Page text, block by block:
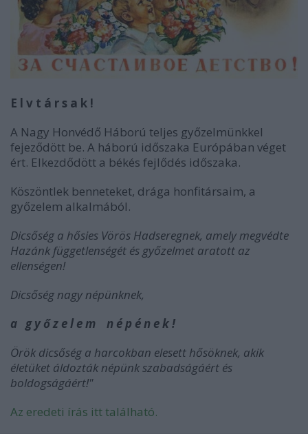
E l v t á r s a k !
A Nagy Honvédő Háború teljes győzelmünkkel
fejeződött be. A háború időszaka Európában véget
ért. Elkezdődött a békés fejlődés időszaka.
Köszöntlek benneteket, drága honfitársaim, a
győzelem alkalmából.
Dicsőség a hősies Vörös Hadseregnek, amely megvédte
Hazánk függetlenségét és győzelmet aratott az
ellenségen!
Dicsőség nagy népünknek,
a g y ő z e l e m n é p é n e k !
Örök dicsőség a harcokban elesett hősöknek, akik
életüket áldozták népünk szabadságáért és
boldogságáért!"
Az eredeti írás itt található.